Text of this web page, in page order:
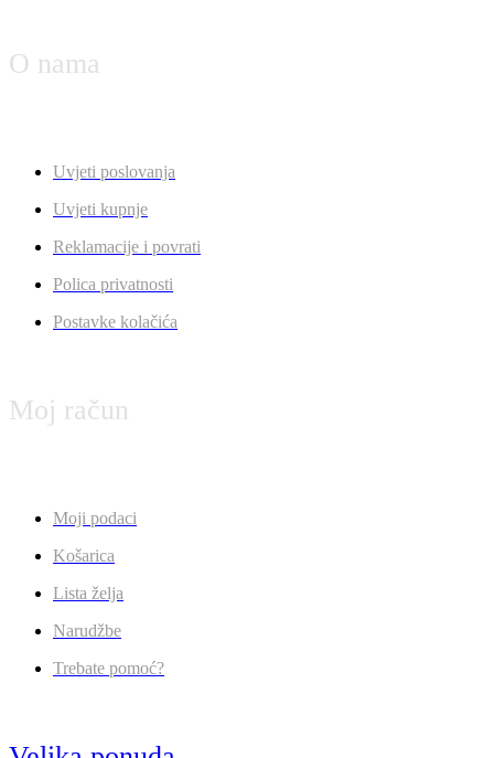
O nama
Uvjeti poslovanja
Uvjeti kupnje
Reklamacije i povrati
Polica privatnosti
Postavke kolačića
Moj račun
Moji podaci
Košarica
Lista želja
Narudžbe
Trebate pomoć?